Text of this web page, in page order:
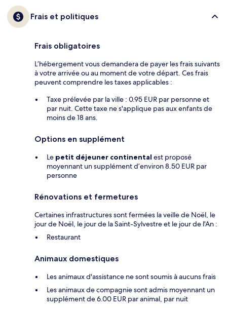
Frais et politiques
Frais obligatoires
L’hébergement vous demandera de payer les frais suivants
à votre arrivée ou au moment de votre départ. Ces frais
peuvent comprendre les taxes applicables :
Taxe prélevée par la ville : 0.95 EUR par personne et
par nuit. Cette taxe ne s'applique pas aux enfants de
moins de 18 ans.
Options en supplément
Le petit déjeuner continental est proposé
moyennant un supplément d’environ 8.50 EUR par
personne
Rénovations et fermetures
Certaines infrastructures sont fermées la veille de Noël, le
jour de Noël, le jour de la Saint-Sylvestre et le jour de l'An :
Restaurant
Animaux domestiques
Les animaux d'assistance ne sont soumis à aucuns frais
Les animaux de compagnie sont admis moyennant un
supplément de 6.00 EUR par animal, par nuit